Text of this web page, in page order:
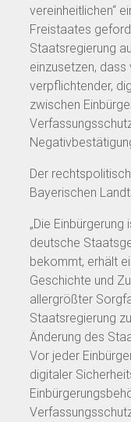
vereinheitlichen“
Freistaates
Staatsregierung
einzusetzen, dass
verpflichtender,
zwischen
Der
Bayerischen
„Die
deutsche
bekommt, erhält
Geschichte und
allergrößter
Staatsregierung
Änderung des
Vor jeder
digitaler